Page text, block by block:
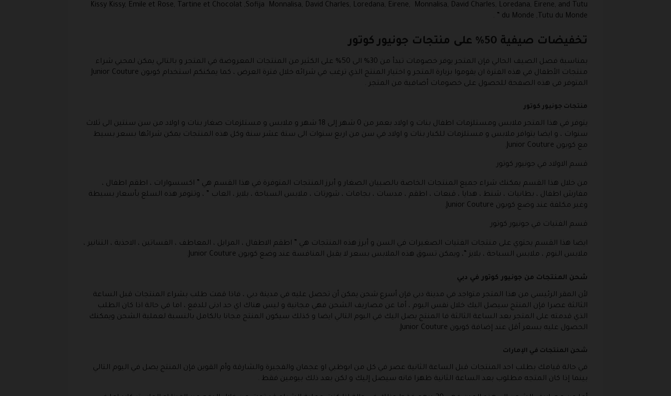
Kissy Kissy, Emile et Rose, Tartine et Chocolat ,Sofija Monnalisa, David Charles, Loredana, Eirene, Monnalisa, David Charles, Loredana, Eirene, and Tutu
du Monde ,Tutu du Monde ” .
تخفيضات صيفية 50% على منتجات جونيور كوتور
بمناسبة فصل الصيف الحالي فإن المتجر يوفر خصومات تبدأ من 30% الى 50% على الكثير من المنتجات المعروضة في المتجر و بالتالي يمكن لمحبي شراء
منتجات الأطفال في هذه الفترة ان يقوموا بزيارة المتجر و اختيار المنتج الذي ترغب في شرائه خلال فترة العرض ، كما يمكنكم استخدام كوبون Junior Couture
المتوفر فى هذه الصفحة للحصول على خصومات أضافية من المتجر .
منتجات جونيور كوتور
يتوفر في هذا المتجر ملابس ومستلزمات اطفال بنات و اولاد بعمر من 0 شهر إلى 18 شهر و ملابس و مستلزمات صغار بنات و اولاد من سن سنتين الى ثلاث
سنوات ، و ايضا يتوافر ملابس و مستلزمات للكبار بنات و اولاد في سن من اربع سنوات الى ستة عشر سنة وكل هذه المنتجات يمكن شرائها بسعر بسيط
مع كوبون Junior Couture.
قسم الاولاد في جونيور كوتور
من خلال هذا القسم يمكنك شراء جميع المنتجات الخاصة بالصبيان الصغار و أبرز المنتجات المتوفرة في هذا القسم هي ” اكسسوارات ، اطقم اطفال ،
مفارش اطفال ، بطانيات ، شنط ، هدايا ، قبعات ، اطقم ، مدسات ، بجامات ، شورتات ، ملابس السباحة ، بلايز ، العاب ” ، وتتوفر هذه السلع بأسعار بسيطة
وغير مكلفة عند وضع كوبون Junior Couture.
قسم الفتيات في جونيور كوتور
ايضا هذا القسم يحتوي على منتجات الفتيات الصغيرات في السن و أبرز هذه المنتجات هي ” اطقم الاطفال ، المرايل ، المعاطف ، الفساتين ، الاحذية ، التنانير ،
ملابس النوم ، ملابس السباحة ، بلايز “، ويمكن تسوق هذه الملابس بسعر لا يقبل المنافسة عند وضع كوبون Junior Couture.
شحن المنتجات من جونيور كوتور في دبي
لأن المقر الرئيسي من هذا المتجر متواجد في مدينة دبي فإن أسرع شحن يمكن أن تحصل عليه في مدينة دبي ، فاذا قمت طلب بشراء المنتجات قبل الساعة
الثالثة عصرا فإن المنتج سيصل اليك خلال نفس اليوم ، أما عن مصاريف الشحن فهي مجانية و ليس هناك اي حد ادنى للدفع ، اما في حالة اذا كان الطلب
الذي قدمته على المتجر بعد الساعة الثالثة فا المنتج يصل اليك في اليوم التالي ايضا و كذلك سيكون المنتج مجانا بالكامل بالنسبة لعملية الشحن ويمكنك
الحصول عليه بسعر أقل عند إضافة كوبون Junior Couture.
شحن المنتجات في الإمارات
في حالة قيامك بطلب احد المنتجات قبل الساعة الثانية عصر في كل من ابوظبي او عجمان والفجيرة والشارقة وأم القوين فإن المنتج يصل في اليوم التالي
بينما إذا كان المتجه مطلوب بعد الساعة الثانية ظهرا فانه سيصل إليك و لكن بعد ذلك بيومين فقط .